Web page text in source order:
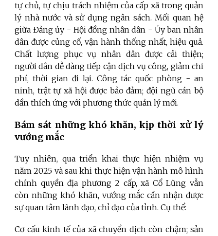
tự chủ, tự chịu trách nhiệm của cấp xã trong quản
lý nhà nước và sử dụng ngân sách. Mối quan hệ
giữa Đảng ủy - Hội đồng nhân dân - Ủy ban nhân
dân được củng cố, vận hành thống nhất, hiệu quả.
Chất lượng phục vụ nhân dân được cải thiện;
người dân dễ dàng tiếp cận dịch vụ công, giảm chi
phí, thời gian đi lại. Công tác quốc phòng - an
ninh, trật tự xã hội được bảo đảm; đội ngũ cán bộ
dần thích ứng với phương thức quản lý mới.
Bám sát những khó khăn, kịp thời xử lý
vướng mắc
Tuy nhiên, qua triển khai thực hiện nhiệm vụ
năm 2025 và sau khi thực hiện vận hành mô hình
chính quyền địa phương 2 cấp, xã Cổ Lũng vẫn
còn những khó khăn, vướng mắc cần nhận được
sự quan tâm lãnh đạo, chỉ đạo của tỉnh. Cụ thể:
Cơ cấu kinh tế của xã chuyển dịch còn chậm; sản